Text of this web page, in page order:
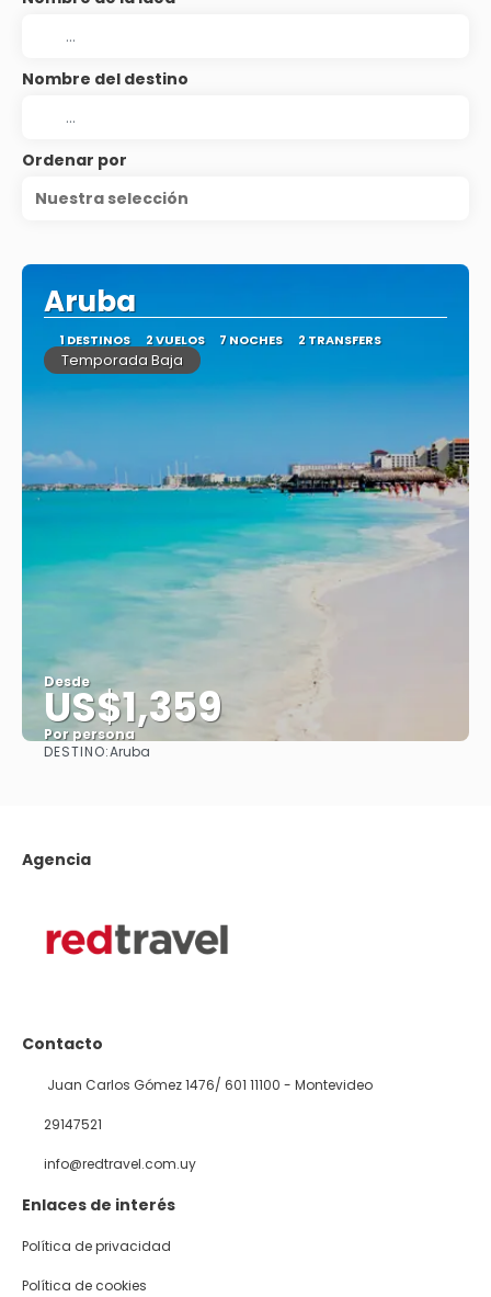
Nombre del destino
Ordenar por
Nuestra selección
Aruba
1 DESTINOS 2 VUELOS 7 NOCHES 2 TRANSFERS
Temporada Baja
Desde
US$1,359
Por persona
DESTINO:Aruba
Agencia
Contacto
Juan Carlos Gómez 1476/ 601 11100 - Montevideo
29147521
info@redtravel.com.uy
Enlaces de interés
Política de privacidad
Política de cookies